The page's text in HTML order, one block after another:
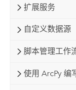
扩展服务
自定义数据源
脚本管理工作
使用 ArcPy 编